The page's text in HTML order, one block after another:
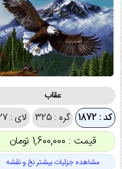
عقاب
کد : 1872 گره : 325 لای : 227
قیمت : 1,600,000 تومان
مشاهده جزئیات بیشتر نخ و نقشه